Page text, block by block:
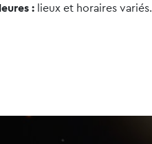
: lieux et horaires variés.